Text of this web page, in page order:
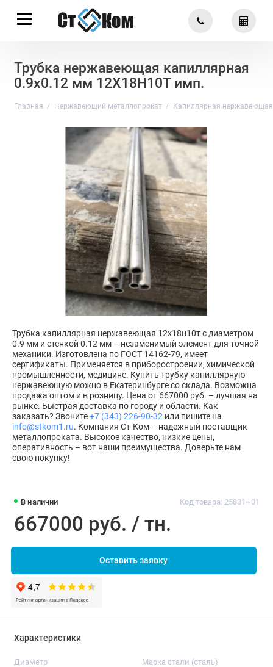
Трубка нержавеющая капиллярная
0.9х0.12 мм 12Х18Н10Т имп.
Главная Нержавеющий металлопрокат Капиллярная нержавеющая
В наличии Код товара: 25831~01
667000 руб. / тн.
Оставить заявку
Трубка капиллярная нержавеющая 12х18н10т с диаметром
0.9 мм и стенкой 0.12 мм – незаменимый элемент для точной
механики. Изготовлена по ГОСТ 14162-79, имеет
сертификаты. Применяется в приборостроении, химической
промышленности, медицине. Купить трубку капиллярную
нержавеющую можно в Екатеринбурге со склада. Возможна
продажа оптом и в розницу. Цена от 667000 руб. – лучшая на
рынке. Быстрая доставка по городу и области. Как
заказать? Звоните+7 (343) 226-90-32 или пишите на
info@stkom1.ru. Компания Ст-Ком – надежный поставщик
металлопроката. Высокое качество, низкие цены,
оперативность – вот наши преимущества. Доверьте нам
свою покупку!
Характеристики
Диаметр Марка стали (сталь)